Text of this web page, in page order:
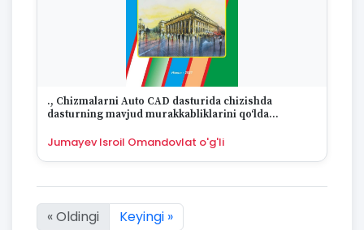
., Chizmalarni Auto CAD dasturida chizishda
dasturning mavjud murakkabliklarini qo‘lda
Jumayev Isroil Omandovlat o'g'li
2904 natijaning :first dan :last gacha ko'rsatildi
« Oldingi Keyingi »